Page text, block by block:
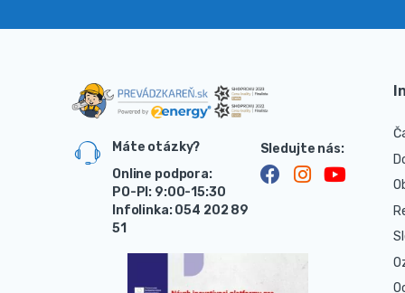
Máte otázky?
Online podpora:
PO-PI: 9:00-15:30
Infolinka: 054 202 89
51